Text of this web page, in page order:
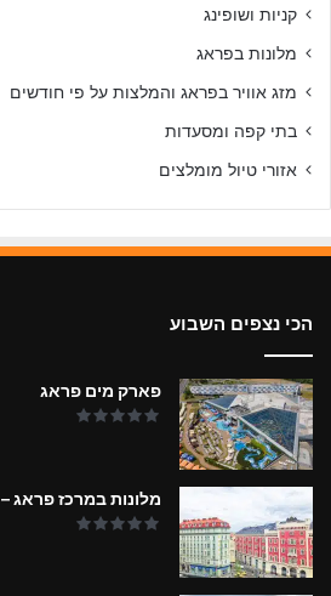
קניות ושופינג
מלונות בפראג
מזג אוויר בפראג והמלצות על פי חודשים
בתי קפה ומסעדות
אזורי טיול מומלצים
הכי נצפים השבוע
פארק מים פראג
מלונות במרכז פראג – 10 הכי טובים